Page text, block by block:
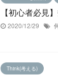
【初心者必見
2020/12/29
Think(考える)